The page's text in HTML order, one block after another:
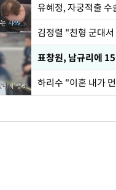
유혜정, 자궁적출
김정렬 "친형 군대
하리수 "이혼 내가